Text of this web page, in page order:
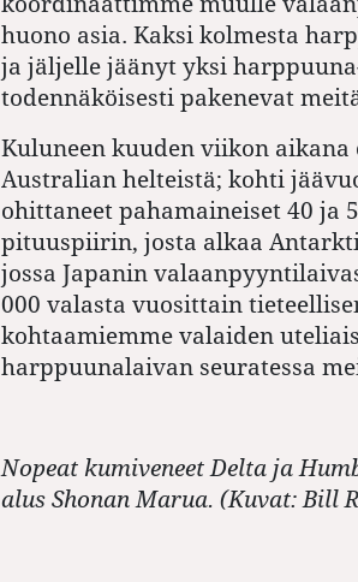
huono asia. Kaksi kolmesta
ja jäljelle jäänyt yksi
todennäköisesti pakenevat
Kuluneen kuuden viikon
Australian helteistä; kohti
ohittaneet pahamaineiset 40 ja
pituuspiirin, josta alkaa
jossa Japanin
000 valasta vuosittain
kohtaamiemme valaiden
harppuunalaivan seuratessa
Nopeat kumiveneet Delta ja
alus Shonan Marua. (Kuvat: Bill